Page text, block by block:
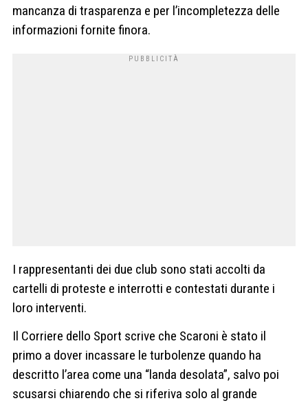
mancanza di trasparenza e per l’incompletezza delle
informazioni fornite finora.
I rappresentanti dei due club sono stati accolti da
cartelli di proteste e interrotti e contestati durante i
loro interventi.
Il Corriere dello Sport scrive che Scaroni è stato il
primo a dover incassare le turbolenze quando ha
descritto l’area come una “landa desolata”, salvo poi
scusarsi chiarendo che si riferiva solo al grande